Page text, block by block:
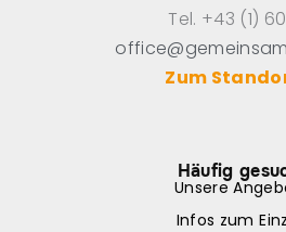
Tel. +43 (1)
Zum
Häufig
Unsere
Infos zum